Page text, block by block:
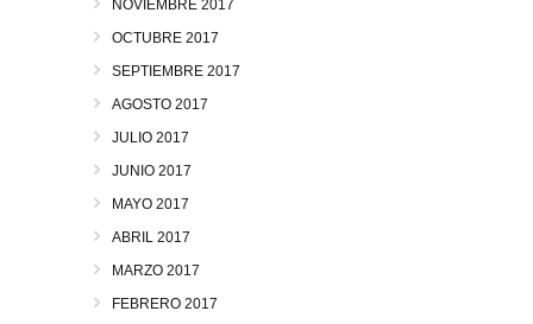
NOVIEMBRE 2017
OCTUBRE 2017
SEPTIEMBRE 2017
AGOSTO 2017
JULIO 2017
JUNIO 2017
MAYO 2017
ABRIL 2017
MARZO 2017
FEBRERO 2017